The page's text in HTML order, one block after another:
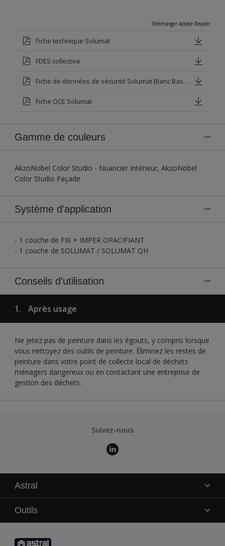
Télécharger Adobe Reader
Fiche technique Solumat
FDES collective
Fiche de données de sécurité Solumat Blanc Base P
Fiche QCE Solumat
Gamme de couleurs
AkzoNobel Color Studio - Nuancier Intérieur, AkzoNobel
Color Studio Façade
Système d'application
- 1 couche de FIX + IMPER OPACIFIANT
- 1 couche de SOLUMAT / SOLUMAT QH
Conseils d’utilisation
1. Après usage
Ne jetez pas de peinture dans les égouts, y compris lorsque
vous nettoyez des outils de peinture. Éliminez les restes de
peinture dans votre point de collecte local de déchets
ménagers dangereux ou en contactant une entreprise de
gestion des déchets.
Suivez-nous
Astral
La marque
Service technique
Contact
Outils